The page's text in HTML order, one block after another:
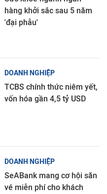
hàng khởi sắc sau 5 năm
'đại phẫu'
DOANH NGHIỆP
TCBS chính thức niêm yết,
vốn hóa gần 4,5 tỷ USD
DOANH NGHIỆP
SeABank mang cơ hội săn
vé miễn phí cho khách